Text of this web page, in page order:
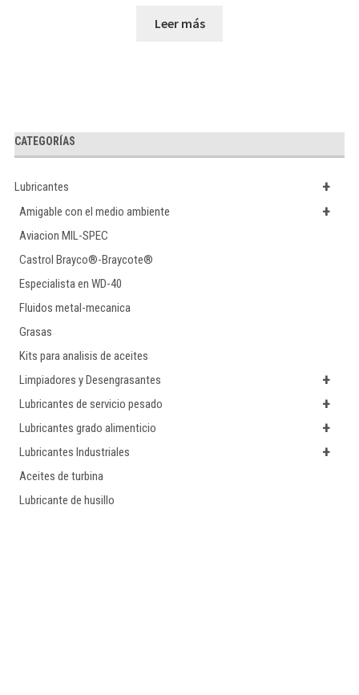
Leer más
CATEGORÍAS
+
Lubricantes
+
Amigable con el medio ambiente
Aviacion MIL-SPEC
Castrol Brayco®-Braycote®
Especialista en WD-40
Fluidos metal-mecanica
Grasas
Kits para analisis de aceites
+
Limpiadores y Desengrasantes
+
Lubricantes de servicio pesado
+
Lubricantes grado alimenticio
+
Lubricantes Industriales
Aceites de turbina
Lubricante de husillo